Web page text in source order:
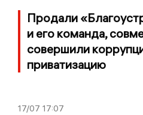
Продали
и его команда,
совершили
приватизацию
17/07 17:07